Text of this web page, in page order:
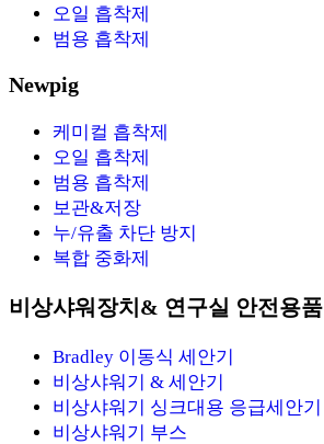
오일 흡착제
범용 흡착제
Newpig
케미컬 흡착제
오일 흡착제
범용 흡착제
보관&저장
누/유출 차단 방지
복합 중화제
비상샤워장치& 연구실 안전용품
Bradley 이동식 세안기
비상샤워기 & 세안기
비상샤워기 싱크대용 응급세안기
비상샤워기 부스